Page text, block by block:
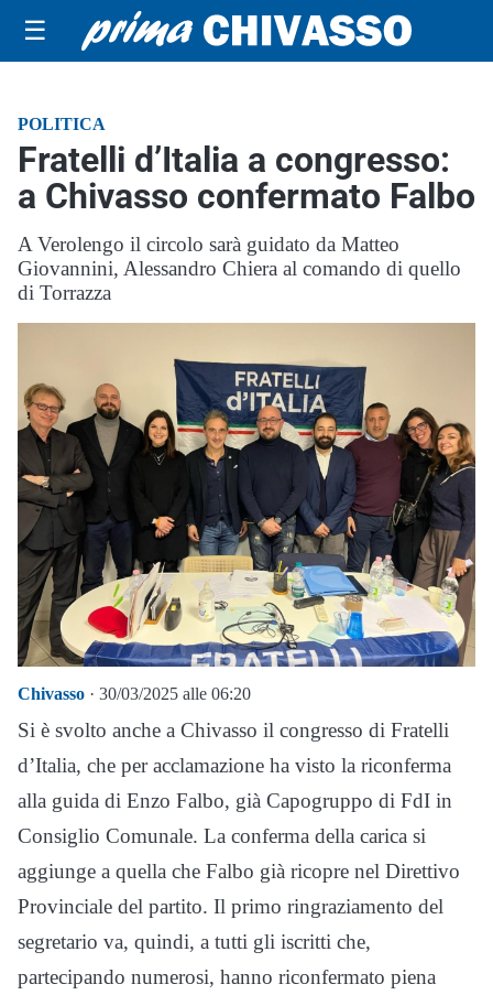
☰
POLITICA
Fratelli d’Italia a congresso:
a Chivasso confermato Falbo
A Verolengo il circolo sarà guidato da Matteo
Giovannini, Alessandro Chiera al comando di quello
di Torrazza
Chivasso · 30/03/2025 alle 06:20
Si è svolto anche a Chivasso il congresso di Fratelli
d’Italia, che per acclamazione ha visto la riconferma
alla guida di Enzo Falbo, già Capogruppo di FdI in
Consiglio Comunale. La conferma della carica si
aggiunge a quella che Falbo già ricopre nel Direttivo
Provinciale del partito. Il primo ringraziamento del
segretario va, quindi, a tutti gli iscritti che,
partecipando numerosi, hanno riconfermato piena